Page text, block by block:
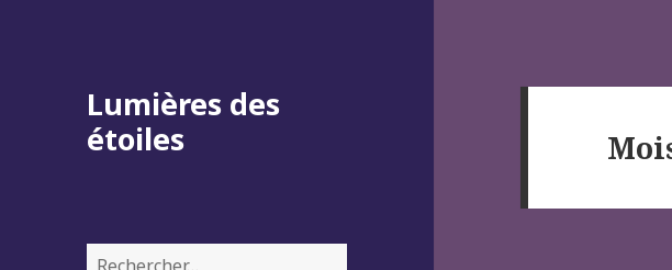
Lumières des
étoiles
Rechercher :